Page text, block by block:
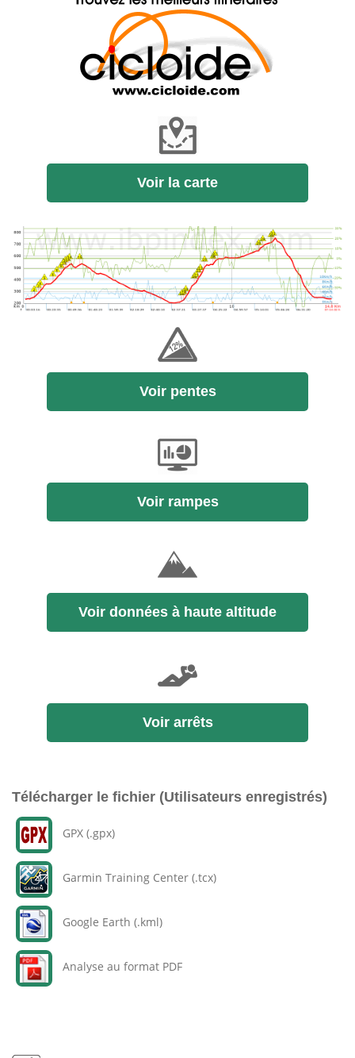
Voir la carte
Voir pentes
Voir rampes
Voir données à haute altitude
Voir arrêts
Télécharger le fichier (Utilisateurs enregistrés)
GPX (.gpx)
Garmin Training Center (.tcx)
Google Earth (.kml)
Analyse au format PDF